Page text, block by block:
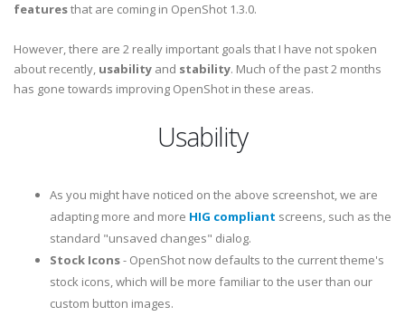
featuresthat are coming in OpenShot 1.3.0.
However, there are 2 really important goals that I have not spoken
about recently, usability and stability. Much of the past 2 months
has gone towards improving OpenShot in these areas.
Usability
As you might have noticed on the above screenshot, we are
adapting more and more HIG compliant screens, such as the
standard "unsaved changes" dialog.
Stock Icons- OpenShot now defaults to the current theme's
stock icons, which will be more familiar to the user than our
custom button images.